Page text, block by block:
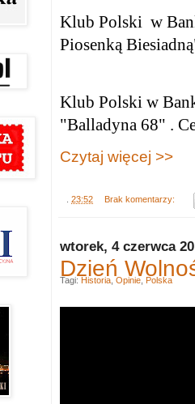
Klub Polski w
Piosenką
Klub Polski w
"Balladyna 68" .
Czytaj więcej >>
. 23:52 Brak komentarzy:
wtorek, 4 czerwca
Dzień
Tagi: Historia Opinie Polska